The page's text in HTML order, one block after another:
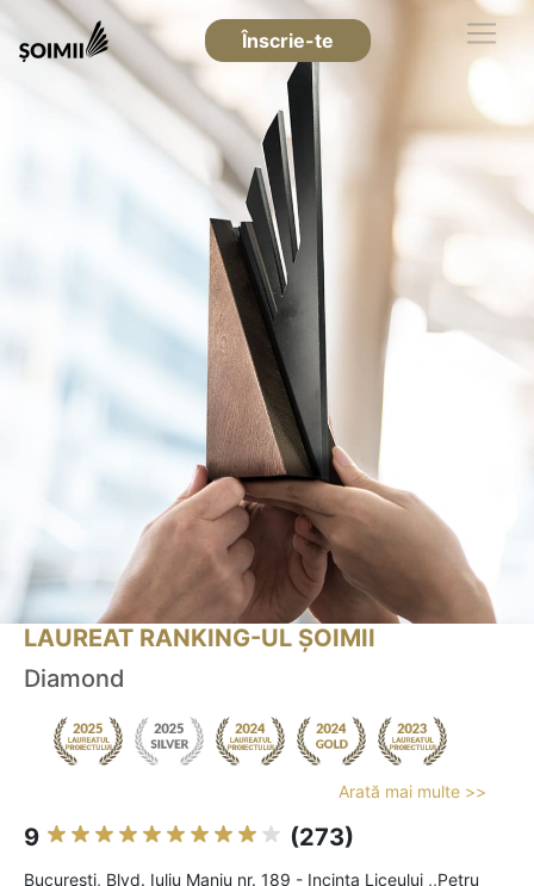
Înscrie-te
LAUREAT RANKING-UL ȘOIMII
Diamond
Arată mai multe >>
9 (273)
Bucureşti, Blvd. Iuliu Maniu nr. 189 - Incinta Liceului ,,Petru